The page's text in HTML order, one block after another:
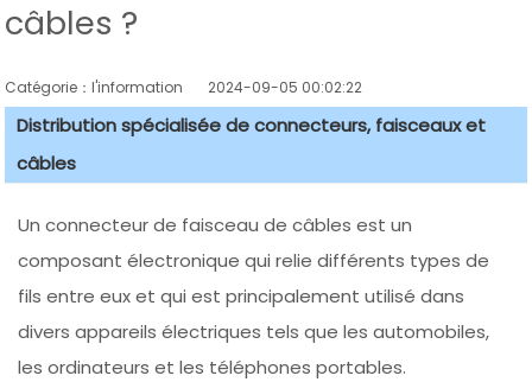
câbles ?
Catégorie：l'information 2024-09-05 00:02:22
Distribution spécialisée de connecteurs, faisceaux et
câbles
Un connecteur de faisceau de câbles est un
composant électronique qui relie différents types de
fils entre eux et qui est principalement utilisé dans
divers appareils électriques tels que les automobiles,
les ordinateurs et les téléphones portables.